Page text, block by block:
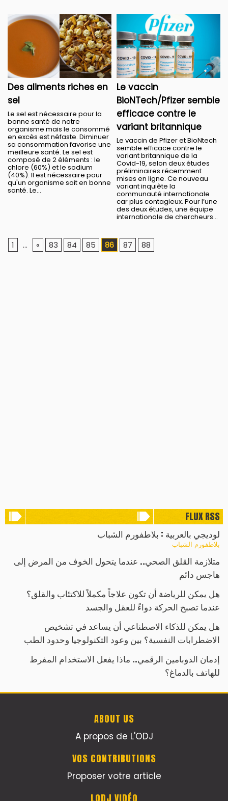
Des aliments riches en
sel
Le sel est nécessaire pour la
bonne santé de notre
organisme mais le consommé
en excès est néfaste. Diminuer
sa consommation favorise une
meilleure santé. Le sel est
composé de 2 éléments : le
chlore (60%) et le sodium
(40%). Il est nécessaire pour
qu'un organisme soit en bonne
santé. Le...
Le vaccin
BioNTech/Pfizer semble
efficace contre le
variant britannique
Le vaccin de Pfizer et BioNtech
semble efficace contre le
variant britannique de la
Covid-19, selon deux études
préliminaires récemment
mises en ligne. Ce nouveau
variant inquiète la
communauté internationale
car plus contagieux. Pour l’une
des deux études, une équipe
internationale de chercheurs...
1 ... « 83 84 85 86 87 88
FLUX RSS
لوديجي بالعربية : بلاطفورم الشباب
بلاطفورم الشباب
متلازمة القلق الصحي.. عندما يتحول الخوف من المرض إلى
هاجس دائم
هل يمكن للرياضة أن تكون علاجاً مكملاً للاكتئاب والقلق؟
عندما تصبح الحركة دواءً للعقل والجسد
هل يمكن للذكاء الاصطناعي أن يساعد في تشخيص
الاضطرابات النفسية؟ بين وعود التكنولوجيا وحدود الطب
إدمان الدوبامين الرقمي.. ماذا يفعل الاستخدام المفرط
للهاتف بالدماغ؟
ABOUT US
A propos de L'ODJ
VOS CONTRIBUTIONS
Proposer votre article
LODJ VIDÉO